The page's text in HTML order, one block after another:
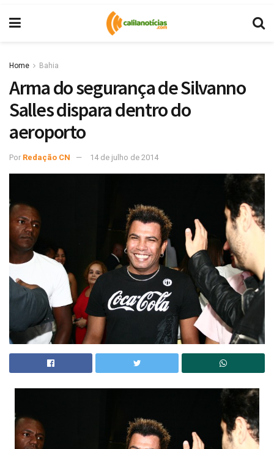
Home Bahia
Arma do segurança de Silvanno
Salles dispara dentro do
aeroporto
Por Redação CN 14 de julho de 2014